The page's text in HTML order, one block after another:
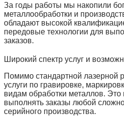
За годы работы мы накопили
металлообработки и
обладают высокой
передовые технологии для
заказов.
Широкий спектр услуг и
Помимо стандартной лазерной
услуги по гравировке,
видам обработки металлов. Это
выполнять заказы любой
серийного производства.